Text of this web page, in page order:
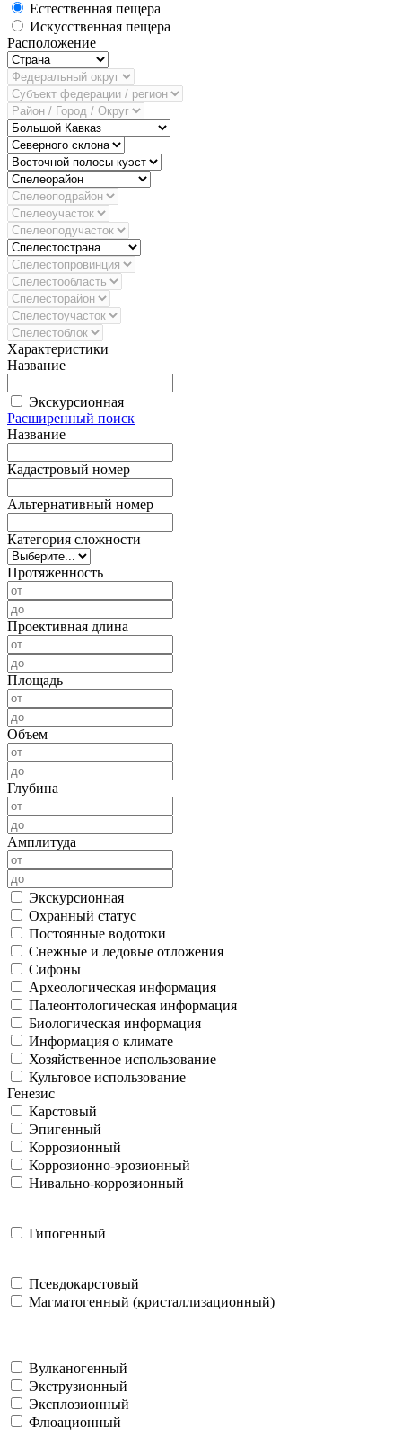
Естественная пещера
Искусственная пещера
Расположение
Характеристики
Название
Экскурсионная
Расширенный поиск
Название
Кадастровый номер
Альтернативный номер
Категория сложности
Протяженность
Проективная длина
Площадь
Объем
Глубина
Амплитуда
Экскурсионная
Охранный статус
Постоянные водотоки
Снежные и ледовые отложения
Сифоны
Археологическая информация
Палеонтологическая информация
Биологическая информация
Информация о климате
Хозяйственное использование
Культовое использование
Генезис
Карстовый
Эпигенный
Коррозионный
Коррозионно-эрозионный
Нивально-коррозионный
Гипогенный
Псевдокарстовый
Магматогенный (кристаллизационный)
Вулканогенный
Экструзионный
Эксплозионный
Флюационный